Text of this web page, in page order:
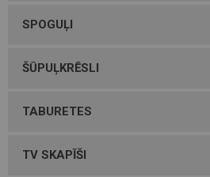
SPOGUĻI
ŠŪPUĻKRĒSLI
TABURETES
TV SKAPĪŠI